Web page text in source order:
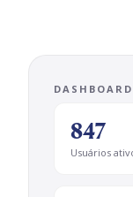
847
Usuários